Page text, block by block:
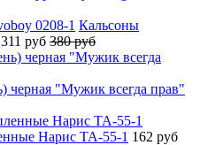
Кальсоны
311 руб 380 руб
черная "Мужик всегда прав"
Нарис TA-55-1 162 руб